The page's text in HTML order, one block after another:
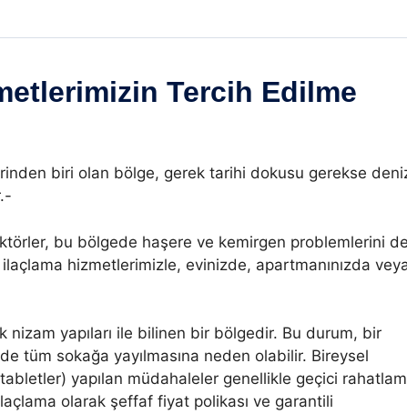
Tercih Edilme
biri olan bölge, gerek tarihi dokusu gerekse
bu bölgede haşere ve kemirgen problemlerini
hizmetlerimizle, evinizde, apartmanınızda
nizam yapıları ile bilinen bir bölgedir. Bu durum, bir
tüm sokağa yayılmasına neden olabilir. Bireysel
yapılan müdahaleler genellikle geçici
olarak şeffaf fiyat polikası ve garantili